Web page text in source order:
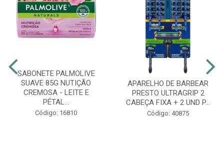
SABONETE PALMOLIVE
SUAVE 85G NUTIÇÃO
CREMOSA - LEITE E
PÉTAL...
Código: 16810
APARELHO DE BARBEAR
PRESTO ULTRAGRIP 2
CABEÇA FIXA + 2 UND P...
Código: 40875